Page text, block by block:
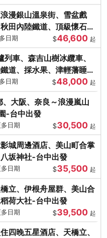
漫銀山溫泉街、雪盆戲
田內陸鐵道、頂級懷石料
日期 $46,600 起
車、森吉山樹冰纜車、
道、採水果、津輕藩睡魔
日期 $48,000 起
大阪、奈良～浪漫嵐山
-台中出發
日期 $30,500 起
城周邊酒店、美山町合掌
坂神社-台中出發
日期 $35,500 起
立、伊根舟屋群、美山合
荷大社-台中出發
日期 $39,500 起
四晚五星酒店、天橋立、